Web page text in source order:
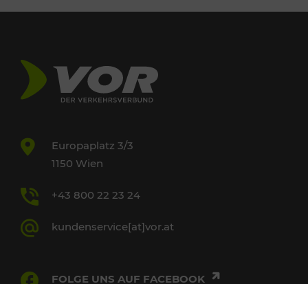
Europaplatz 3/3
1150 Wien
+43 800 22 23 24
kundenservice[at]vor.at
FOLGE UNS AUF FACEBOOK